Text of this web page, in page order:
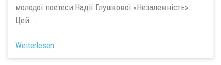
молодої поетеси Надії Глушкової «Незалежність».
Цей...
Weiterlesen